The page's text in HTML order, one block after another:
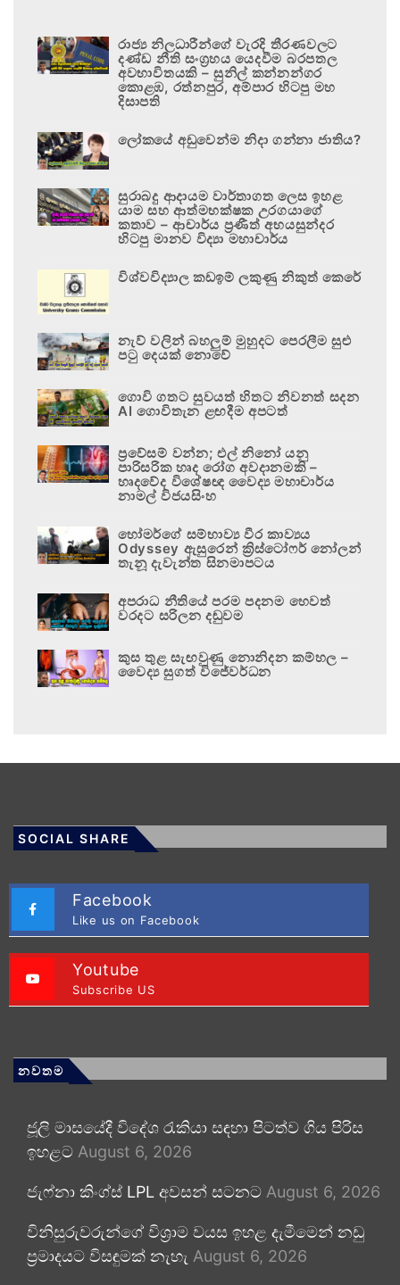
රාජ්‍ය නිලධාරීන්ගේ වැරදි තීරණවලට
දණ්ඩ නීති සංග්‍රහය යෙදවීම බරපතල
අවභාවිතයකි – සුනිල් කන්නන්ගර
කොළඹ, රත්නපුර, අම්පාර හිටපු මහ
දිසාපති
ලෝකයේ අඩුවෙන්ම නිදා ගන්නා ජාතිය?
සුරාබදු ආදායම වාර්තාගත ලෙස ඉහළ
යාම සහ ආත්මභක්ෂක උරගයාගේ
කතාව – ආචාර්ය ප්‍රණීත් අභයසුන්දර
හිටපු මානව විද්‍යා මහාචාර්ය
විශ්වවිද්‍යාල කඩඉම් ලකුණු නිකුත් කෙරේ
නැව් වලින් බහලුම් මුහුදට පෙරලීම සුළු
පටු දෙයක් නොවේ
ගොවි ගතට සුවයත් හිතට නිවනත් සදන
AI ගොවිතැන ළඟදීම අපටත්
ප්‍රවේසම් වන්න; එල් නිනෝ යනු
පාරිසරික හෘද රෝග අවදානමකි –
හෘදවේද විශේෂඥ වෛද්‍ය මහාචාර්ය
නාමල් විජයසිංහ
හෝමර්ගේ සම්භාව්‍ය වීර කාව්‍යය
Odyssey ඇසුරෙන් ක්‍රිස්ටෝෆර් නෝලන්
තැනූ දැවැන්ත සිනමාපටය
අපරාධ නීතියේ පරම පදනම හෙවත්
වරදට සරිලන දඬුවම
කුස තුළ සැඟවුණු නොනිදන කම්හල –
වෛද්‍ය සුගත් විජේවර්ධන
SOCIAL SHARE
Facebook
Like us on Facebook
Youtube
Subscribe US
නවතම
ජූලි මාසයේදී විදේශ රැකියා සඳහා පිටත්ව ගිය පිරිස
ඉහළට August 6, 2026
ජැෆ්නා කිංග්ස් LPL අවසන් සටනට August 6, 2026
විනිසුරුවරුන්ගේ විශ්‍රාම වයස ඉහළ දැමීමෙන් නඩු
ප්‍රමාදයට විසඳුමක් නැහැ August 6, 2026